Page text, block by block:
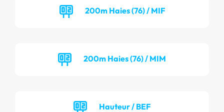
200m Haies (76) / MIF
200m Haies (76) / MIM
Hauteur / BEF